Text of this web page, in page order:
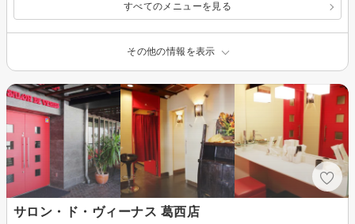
すべてのメニューを見る
その他の情報を表示
サロン・ド・ヴィーナス 葛西店